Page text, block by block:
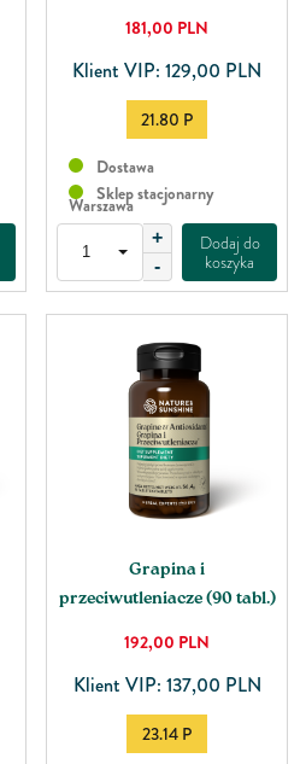
181,00 PLN
Klient VIP: 129,00 PLN
21.80 P
Dostawa
Sklep stacjonarny
Warszawa
+
-
Dodaj do
koszyka
Grapina i
przeciwutleniacze (90 tabl.)
192,00 PLN
Klient VIP: 137,00 PLN
23.14 P